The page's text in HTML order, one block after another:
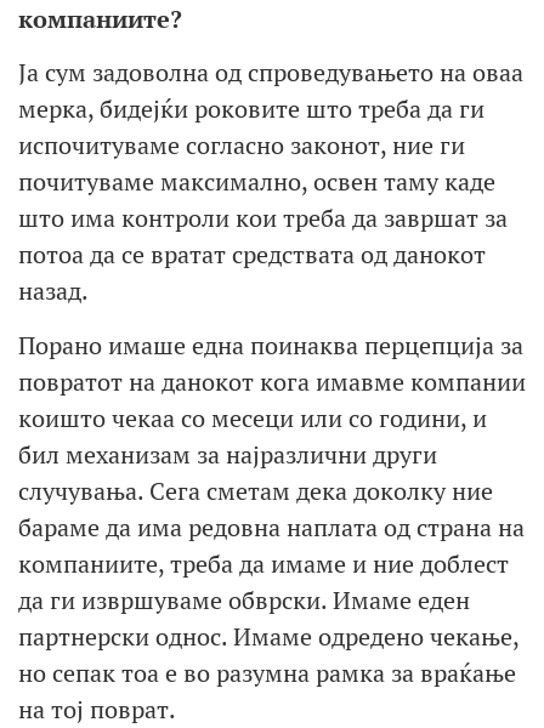
компаниите?
Ја сум задоволна од спроведувањето на оваа
мерка, бидејќи роковите што треба да ги
испочитуваме согласно законот, ние ги
почитуваме максимално, освен таму каде
што има контроли кои треба да завршат за
потоа да се вратат средствата од данокот
назад.
Порано имаше една поинаква перцепција за
повратот на данокот кога имавме компании
коишто чекаа со месеци или со години, и
бил механизам за најразлични други
случувања. Сега сметам дека доколку ние
бараме да има редовна наплата од страна на
компаниите, треба да имаме и ние доблест
да ги извршуваме обврски. Имаме еден
партнерски однос. Имаме одредено чекање,
но сепак тоа е во разумна рамка за враќање
на тој поврат.